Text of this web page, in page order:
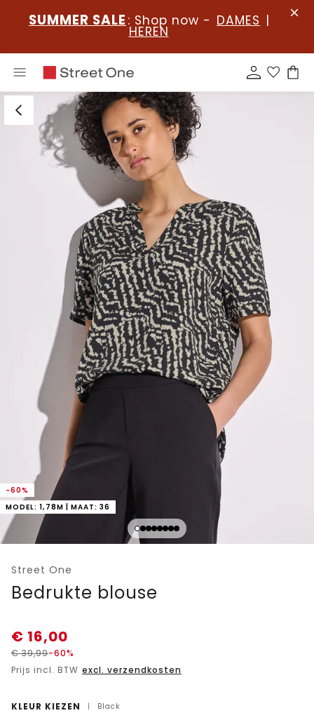
SUMMER SALE : Shop now - DAMES |
HEREN
-60%
MODEL: 1,78M | MAAT: 36
Street One
Bedrukte blouse
€ 16,00
€39,99-60%
Prijs incl. BTW excl. verzendkosten
KLEUR KIEZEN | Black